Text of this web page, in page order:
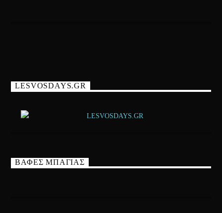
LESVOSDAYS.GR
ΒΑΦΕΣ ΜΠΑΓΙΑΣ